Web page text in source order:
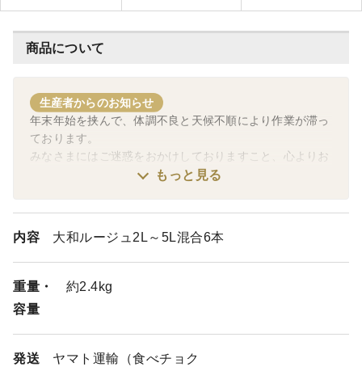
商品について
生産者からのお知らせ
年末年始を挟んで、体調不良と天候不順により作業が滞っ
ております。
みなさまにはご迷惑をおかけしておりますこと、心よりお
温かい気持ちでお待ちいただけますと幸いです。
引き続き、よろしくお願いいたします。
もっと見る
内容 大和ルージュ2L～5L混合6本
重量・
容量
約2.4kg
発送
ヤマト運輸（食べチョク